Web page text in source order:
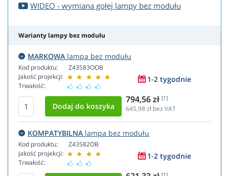
WIDEO - wymiana gołej lampy bez modułu
Warianty lampy bez modułu
MARKOWA lampa bez modułu
Kod produktu:
Jakość projekcji:
Trwałość:
Z43583OOB
1-2 tygodnie
794,56 zł [1]
645,98zł bez VAT
KOMPATYBILNA lampa bez modułu
Kod produktu:
Jakość projekcji:
Trwałość:
Z43582OB
1-2 tygodnie
[1]